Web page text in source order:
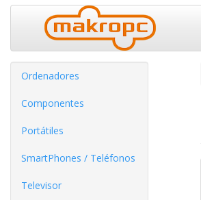
Ordenadores
Componentes
Portátiles
SmartPhones / Teléfonos
Televisor